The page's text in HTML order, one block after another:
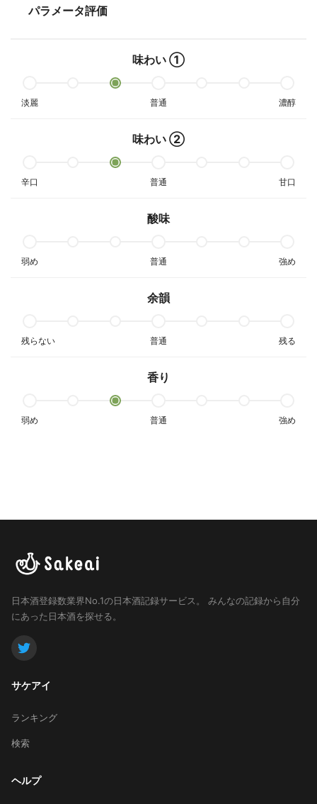
パラメータ評価
味わい ①
淡麗 普通 濃醇
味わい ②
辛口 普通 甘口
酸味
弱め 普通 強め
余韻
残らない 普通 残る
香り
弱め 普通 強め
日本酒登録数業界No.1の日本酒記録サービス。
みんなの記録から自分
にあった日本酒を探せる。
サケアイ
ランキング
検索
ヘルプ